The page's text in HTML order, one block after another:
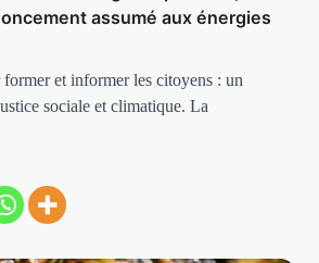
assumé aux énergies
et informer les citoyens : un
sociale et climatique. La